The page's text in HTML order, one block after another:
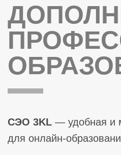
СЭО 3KL — удобная и
для онлайн-